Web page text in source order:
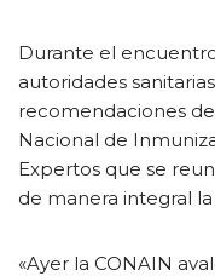
Durante el
autoridades
recomendaciones
Nacional de
Expertos que se
de manera integral
«Ayer la CONAIN